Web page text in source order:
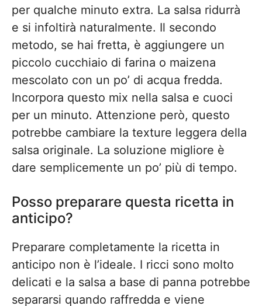
per qualche minuto extra. La salsa ridurrà
e si infoltirà naturalmente. Il secondo
metodo, se hai fretta, è aggiungere un
piccolo cucchiaio di farina o maizena
mescolato con un po’ di acqua fredda.
Incorpora questo mix nella salsa e cuoci
per un minuto. Attenzione però, questo
potrebbe cambiare la texture leggera della
salsa originale. La soluzione migliore è
dare semplicemente un po’ più di tempo.
Posso preparare questa ricetta in
anticipo?
Preparare completamente la ricetta in
anticipo non è l’ideale. I ricci sono molto
delicati e la salsa a base di panna potrebbe
separarsi quando raffredda e viene